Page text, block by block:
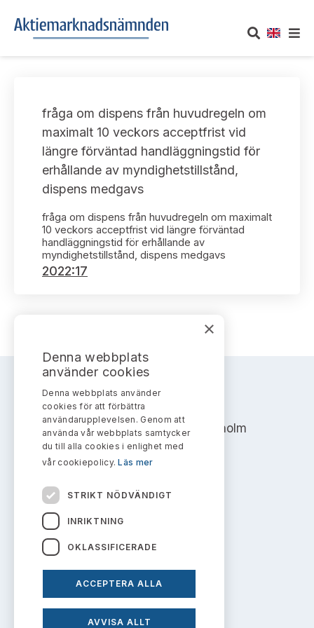
Om oss
Vårt uppdrag
Informationsgivning
Arbetssätt och jävsfrågor
Stadgar
Huvudmän
Verksamhetsberättelser
Publikationer och anföranden
UTTALANDEN
Om nämndens uttalanden
Framställningar och konsultation
Uttalanden sorterade efter publiceringsdatum
Samtliga uttalanden sorterade årsvis
Avgifter
Prenumerera
TAKEOVER-REGLER
handelsplattformar
Nyheter och pressmeddelanden
Prenumerera
KONTAKT
fråga om dispens från huvudregeln om
maximalt 10 veckors acceptfrist vid
längre förväntad handläggningstid för
erhållande av myndighetstillstånd,
dispens medgavs
fråga om dispens från huvudregeln om maximalt
10 veckors acceptfrist vid längre förväntad
handläggningstid för erhållande av
myndighetstillstånd, dispens medgavs
2022:17
AKTIEMARKNADSNÄMNDEN
Address: Box 7354, 103 90 Stockholm
info@aktiemarknadsnamnden.se
Om innehållet
Om webbplatsen
×
Denna webbplats
använder cookies
Denna webbplats använder
cookies för att förbättra
användarupplevelsen. Genom att
använda vår webbplats samtycker
du till alla cookies i enlighet med
vår cookiepolicy.Läs mer
STRIKT NÖDVÄNDIGT
INRIKTNING
OKLASSIFICERADE
ACCEPTERA ALLA
AVVISA ALLT